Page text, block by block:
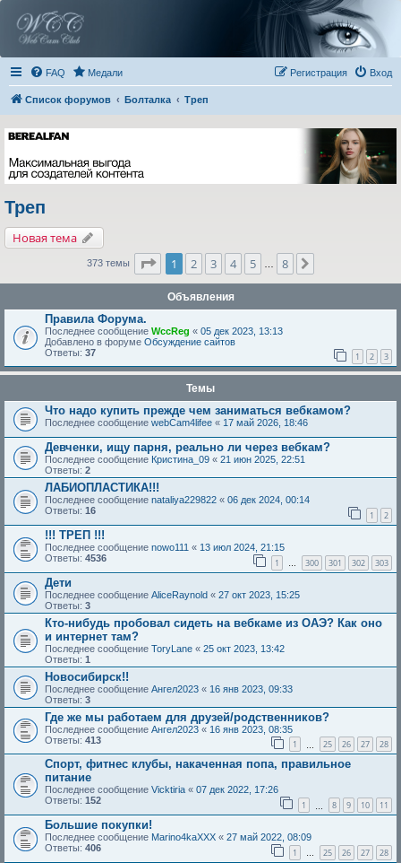
FAQ Медали Вход
Регистрация
Список форумов Болталка Треп
Треп
Новая тема
373 темы Страница1 из
1 2 3 4 5 8
Объявления
Правила Форума.
Последнее сообщение WccReg « 05 дек 2023, 13:13
Добавлено в форуме Обсуждение сайтов
Ответы: 37 1 2 3
Темы
Что надо купить прежде чем заниматься вебкамом?
Последнее сообщение webCam4lifee « 17 май 2026, 18:46
Девченки, ищу парня, реально ли через вебкам?
Последнее сообщение Кристина_09 « 21 июн 2025, 22:51
Ответы: 2
ЛАБИОПЛАСТИКА!!!
Последнее сообщение nataliya229822 « 06 дек 2024, 00:14
Ответы: 16 1 2
!!! ТРЕП !!!
Последнее сообщение nowo111 « 13 июл 2024, 21:15
Ответы: 4536 1 … 300 301 302 303
Дети
Последнее сообщение AliceRaynold « 27 окт 2023, 15:25
Ответы: 3
Кто-нибудь пробовал сидеть на вебкаме из ОАЭ? Как оно
и интернет там?
Последнее сообщение ToryLane « 25 окт 2023, 13:42
Ответы: 1
Новосибирск!!
Последнее сообщение Ангел2023 « 16 янв 2023, 09:33
Ответы: 3
Где же мы работаем для друзей/родственников?
Последнее сообщение Ангел2023 « 16 янв 2023, 08:35
Ответы: 413 1 25 26 27 28
Спорт, фитнес клубы, накаченная попа, правильное
питание
Последнее сообщение Vicktiria « 07 дек 2022, 17:26
Ответы: 152 1 8 9 10 11
Большие покупки!
Последнее сообщение Marino4kaXXX « 27 май 2022, 08:09
Ответы: 406 1 … 25 26 27 28